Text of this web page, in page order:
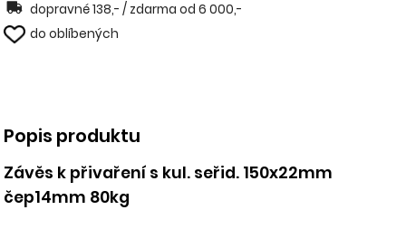
dopravné 138,- / zdarma od 6 000,-
do oblíbených
Popis produktu
Závěs k přivaření s kul. seřid. 150x22mm
čep14mm 80kg